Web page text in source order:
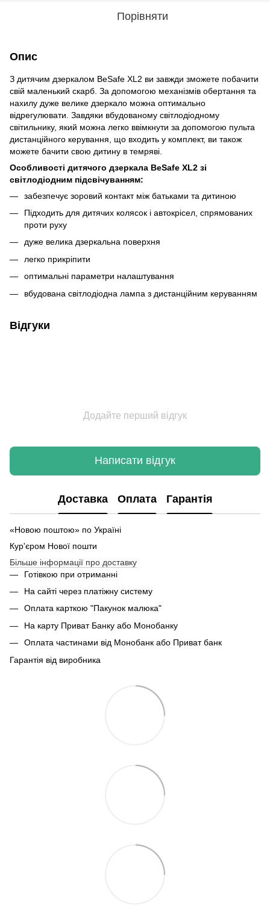
Порівняти
Опис
З дитячим дзеркалом BeSafe XL2 ви завжди зможете побачити
свій маленький скарб. За допомогою механізмів обертання та
нахилу дуже велике дзеркало можна оптимально
відрегулювати. Завдяки вбудованому світлодіодному
світильнику, який можна легко ввімкнути за допомогою пульта
дистанційного керування, що входить у комплект, ви також
можете бачити свою дитину в темряві.
Особливості дитячого дзеркала BeSafe XL2 зі
світлодіодним підсвічуванням:
забезпечує зоровий контакт між батьками та дитиною
Підходить для дитячих колясок і автокрісел, спрямованих
проти руху
дуже велика дзеркальна поверхня
легко прикріпити
оптимальні параметри налаштування
вбудована світлодіодна лампа з дистанційним керуванням
Відгуки
Додайте перший відгук
Написати відгук
Доставка Оплата Гарантія
«Новою поштою» по Україні
Кур'єром Нової пошти
Більше інформації про доставку
Готівкою при отриманні
На сайті через платіжну систему
Оплата карткою "Пакунок малюка"
На карту Приват Банку або Монобанку
Оплата частинами від Монобанк або Приват банк
Гарантія від виробника